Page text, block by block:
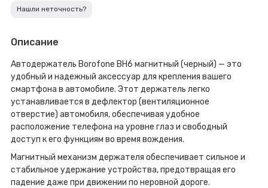
Нашли неточность?
Описание
Автодержатель Borofone BH6 магнитный (черный) — это
удобный и надежный аксессуар для крепления вашего
смартфона в автомобиле. Этот держатель легко
устанавливается в дефлектор (вентиляционное
отверстие) автомобиля, обеспечивая удобное
расположение телефона на уровне глаз и свободный
доступ к его функциям во время вождения.
Магнитный механизм держателя обеспечивает сильное и
стабильное удержание устройства, предотвращая его
падение даже при движении по неровной дороге.